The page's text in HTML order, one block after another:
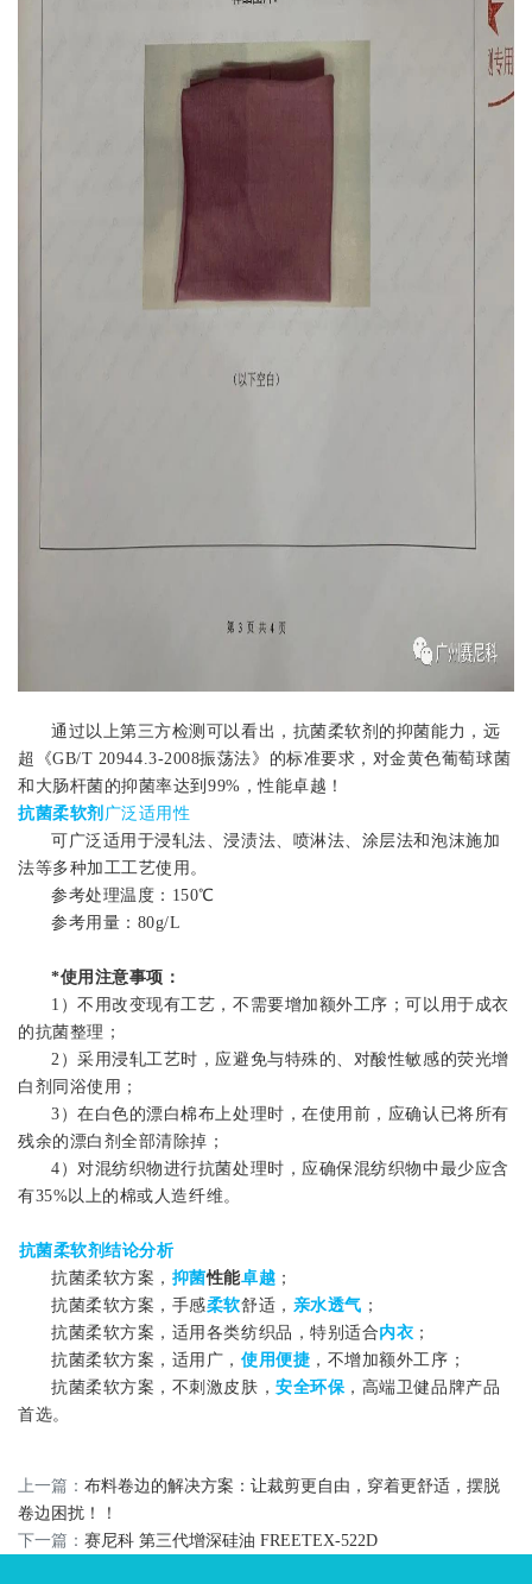
通过以上第三方检测可以看出，抗菌柔软剂的抑菌能力，远
超《GB/T 20944.3-2008振荡法》的标准要求，对金黄色葡萄球菌
和大肠杆菌的抑菌率达到99%，性能卓越！
抗菌柔软剂 广泛适用性
可广泛适用于浸轧法、浸渍法、喷淋法、涂层法和泡沫施加
法等多种加工工艺使用。
参考处理温度：150℃
参考用量： 80g/L
*使用注意事项：
1）不用改变现有工艺，不需要增加额外工序；可以用于成衣
的抗菌整理 ；
2）采用浸轧工艺时，应避免与特殊的、对酸性敏感的荧光增
白剂同浴使用 ；
3）在白色的漂白棉布上处理时，在使用前，应确认已将所有
残余的漂白剂全部清除掉；
4）对混纺织物进行抗菌处理时，应确保混纺织物中最少应含
有35%以上的棉或人造纤维。
抗菌柔软剂结论分析
抗菌柔软方案， 抑菌性能卓越 ；
抗菌柔软方案，手感柔软舒适， 亲水透气 ；
抗菌柔软方案，适用各类纺织品，特别适合内衣 ；
抗菌柔软方案，适用广， 使用便捷 ，不增加额外工序；
抗菌柔软方案，不刺激皮肤，安全环保，高端卫健品牌产品
首选。
上一篇： 布料卷边的解决方案：让裁剪更自由，穿着更舒适，摆脱
卷边困扰！！
下一篇： 赛尼科 第三代增深硅油 FREETEX-522D